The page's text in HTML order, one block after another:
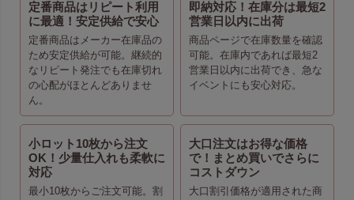
定番商品はリピート利用
に最適！安定供給で安心
定番商品はメーカー在庫品の
ため安定供給が可能。継続的
なリピート発注でも在庫切れ
の心配がほとんどありませ
ん。
即納対応！在庫分は最短2
営業日以内に出荷
商品ページで在庫数量を確認
可能。在庫内であれば最短2
営業日以内に出荷でき、急な
イベントにも安心対応。
小ロット10枚から注文
OK！少量仕入れも柔軟に
対応
最小10枚からご注文可能。割
大口注文はお得な価格
で！まとめ買いでさらに
コストダウン
大口割引価格が適用された商